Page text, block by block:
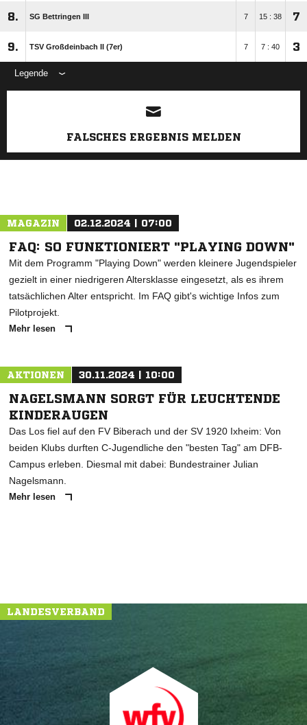
8. SG Bettringen III 7 15 : 38 7
9. TSV Großdeinbach II (7er) 7 7 : 40 3
Legende
ANZEIGE
FALSCHES ERGEBNIS MELDEN
MAGAZIN 02.12.2024 | 07:00
FAQ: SO FUNKTIONIERT "PLAYING DOWN"
Mit dem Programm "Playing Down" werden kleinere Jugendspieler
gezielt in einer niedrigeren Altersklasse eingesetzt, als es ihrem
tatsächlichen Alter entspricht. Im FAQ gibt's wichtige Infos zum
Pilotprojekt.
Mehr lesen
AKTIONEN 30.11.2024 | 10:00
NAGELSMANN SORGT FÜR LEUCHTENDE
KINDERAUGEN
Das Los fiel auf den FV Biberach und der SV 1920 Ixheim: Von
beiden Klubs durften C-Jugendliche den "besten Tag" am DFB-
Campus erleben. Diesmal mit dabei: Bundestrainer Julian
Nagelsmann.
Mehr lesen
LANDESVERBAND